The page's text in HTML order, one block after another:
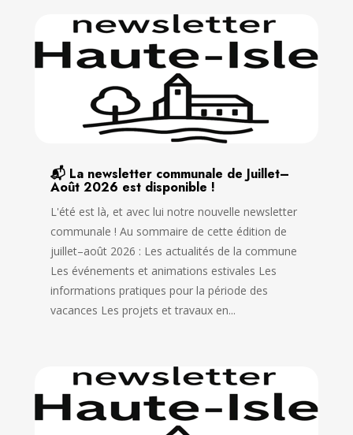
📬 La newsletter communale de Juillet–
Août 2026 est disponible !
L'été est là, et avec lui notre nouvelle newsletter
communale ! Au sommaire de cette édition de
juillet–août 2026 : Les actualités de la commune
Les événements et animations estivales Les
informations pratiques pour la période des
vacances Les projets et travaux en...